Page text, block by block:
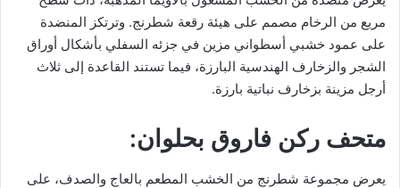
مربع من الرخام مصمم على هيئة رقعة شطرنج. وترتكز المنضدة
على عمود خشبي أسطواني مزين في جزئه السفلي بأشكال أوراق
الشجر والزخارف الهندسية البارزة، فيما تستند القاعدة إلى ثلاث
أرجل مزينة بزخارف نباتية بارزة.
متحف ركن فاروق بحلوان:
يعرض مجموعة شطرنج من الخشب المطعم بالعاج والصدف، على